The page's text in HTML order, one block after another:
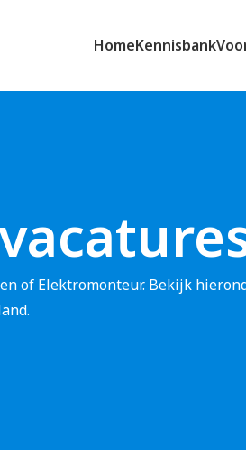
HomeKennisbank
of Elektromonteur. Bekijk